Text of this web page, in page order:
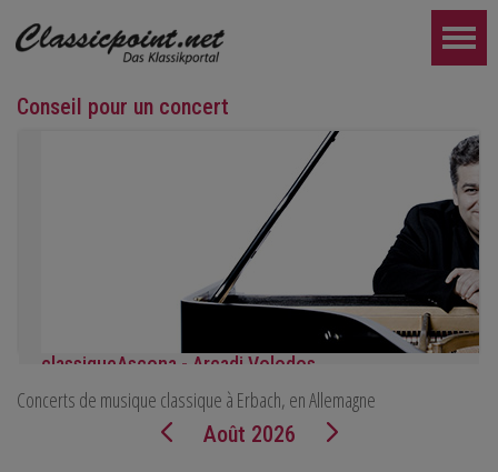
Conseil pour un concert
classiqueAscona - Arcadi Volodos
Récital de piano
le samedi 19 septembre à 19h30 à Ascona
Concerts de musique classique à Erbach, en Allemagne
Août 2026